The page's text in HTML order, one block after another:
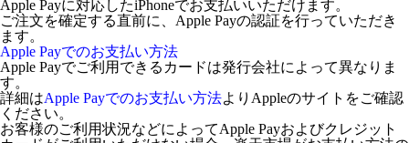
Apple Payに対応したiPhoneでお支払いいただけます。
ご注文を確定する直前に、Apple Payの認証を行っていただき
ます。
Apple Payでのお支払い方法
Apple Payでご利用できるカードは発行会社によって異なりま
す。
詳細はApple Payでのお支払い方法よりAppleのサイトをご確認
ください。
お客様のご利用状況などによってApple Payおよびクレジット